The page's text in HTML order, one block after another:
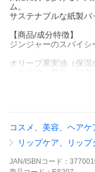
ム。
サステナブルな紙製パ
【商品/成分特徴】
ジンジャーのスパイシ
オリーブ果実油（保
リップ下地にもお使
【ご使用方法】
フタを外し容器の底部
乾燥が気になる唇や身
使用後はフタをしてく
コスメ、美容、ヘアケ
リップケア、リップ
JAN/ISBNコード：